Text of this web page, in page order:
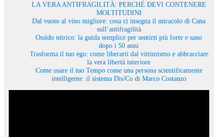
LA VERA ANTIFRAGILITÀ: PERCHÉ DEVI CONTENERE
MOLTITUDINI
Dal vuoto al vino migliore: cosa ci insegna il miracolo di Cana
sull’antifragilità
Ossido nitrico: la guida semplice per sentirti più forte e sano
dopo i 50 anni
Trasforma il tuo ego: come liberarti dal vittimismo e abbracciare
la vera libertà interiore
Come usare il tuo Tempo come una persona scientificamente
intelligente: il sistema Dis/Co di Marco Costanzo